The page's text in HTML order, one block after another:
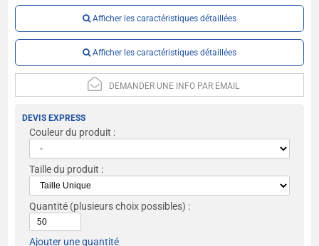
Afficher les caractéristiques détaillées
Afficher les caractéristiques détaillées
DEMANDER UNE INFO PAR EMAIL
DEVIS EXPRESS
Couleur du produit :
Taille du produit :
Quantité (plusieurs choix possibles) :
Ajouter une quantité